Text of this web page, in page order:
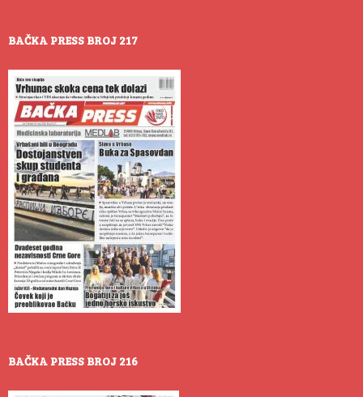
BAČKA PRESS BROJ 217
BAČKA PRESS BROJ 216